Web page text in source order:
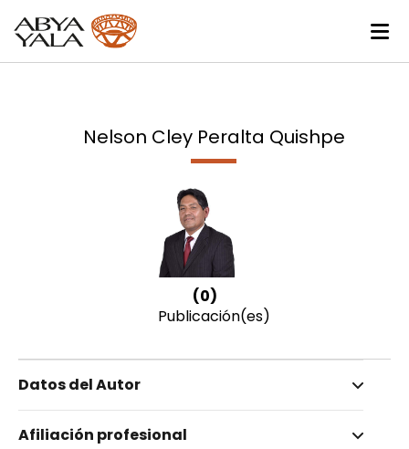
Nelson Cley Peralta Quishpe
(0)
Publicación(es)
Datos del Autor
Peralta Quishpe, Nelson Cley
Afiliación profesional